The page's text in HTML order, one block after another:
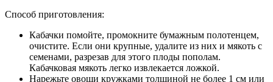
Способ приготовления:
Кабачки помойте, промокните бумажным полотенцем,
очистите. Если они крупные, удалите из них и мякоть с
семенами, разрезав для этого плоды пополам.
Кабачковая мякоть легко извлекается ложкой.
Нарежьте овощи кружками толщиной не более 1 см или